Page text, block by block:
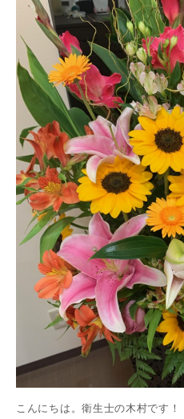
こんにちは。衛生士の木村です！